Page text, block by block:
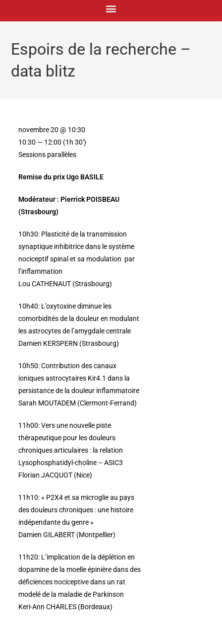
Espoirs de la recherche –
data blitz
Remise du prix Ugo BASILE
Modérateur : Pierrick POISBEAU
(Strasbourg)
10h30: Plasticité de la transmission
synaptique inhibitrice dans le système
nociceptif spinal et sa modulation par
l’inflammation
Lou CATHENAUT (Strasbourg)
10h40: L’oxytoxine diminue les
comorbidités de la douleur en modulant
les astrocytes de l’amygdalecentrale
Damien KERSPERN (Strasbourg)
10h50: Contribution des canaux
ioniques astrocytaires Kir4.1 dans la
persistance de la douleur inflammatoire
Sarah MOUTADEM (Clermont-Ferrand)
11h00: Vers une nouvelle piste
thérapeutique pour les douleurs
chroniques articulaires : la relation
Lysophosphatidyl-choline – ASIC3
Florian JACQUOT (Nice)
11h10: « P2X4 et sa microglie au pays
des douleurs chroniques : une histoire
indépendante du genre »
Damien GILABERT (Montpellier)
11h20: L’implication de la déplétion en
dopamine de la moelle épinière dans des
déficiences nociceptive dans un rat
modelé de la maladie de Parkinson
Keri-Ann CHARLES (Bordeaux)
novembre 20 @ 10:30
10:30 — 12:00 (1h 30′)
Sessions parallèles